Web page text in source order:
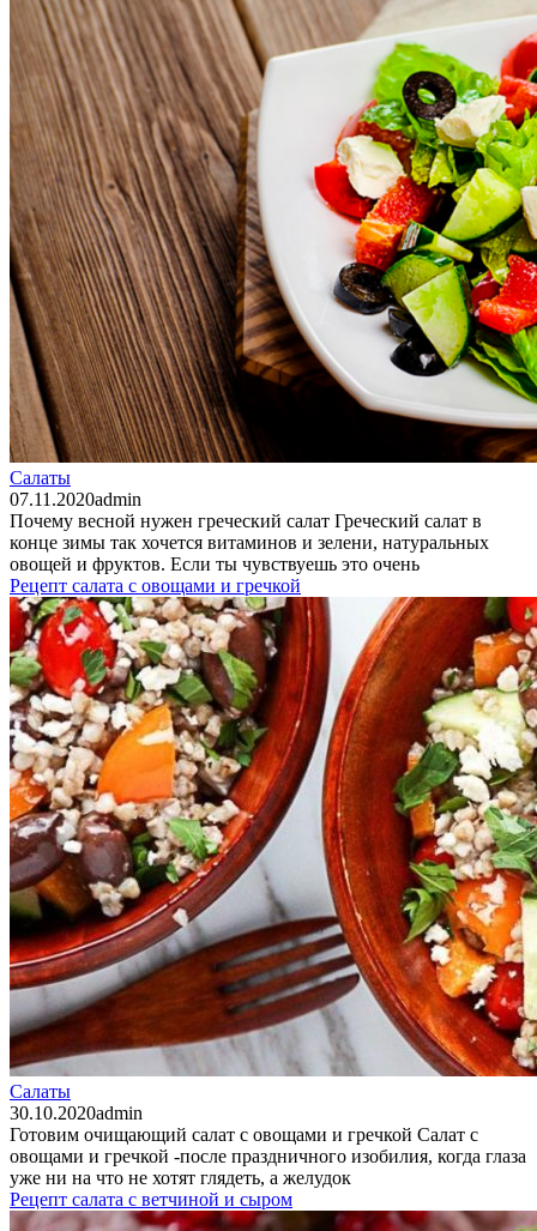
Салаты
07.11.2020admin
Почему весной нужен греческий салат Греческий салат в
конце зимы так хочется витаминов и зелени, натуральных
овощей и фруктов. Если ты чувствуешь это очень
Рецепт салата с овощами и гречкой
Салаты
30.10.2020admin
Готовим очищающий салат с овощами и гречкой Салат с
овощами и гречкой -после праздничного изобилия, когда глаза
уже ни на что не хотят глядеть, а желудок
Рецепт салата с ветчиной и сыром